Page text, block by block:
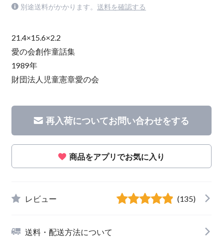
別途送料がかかります。 送料を確認する
21.4×15.6×2.2
愛の会創作童話集
1989年
財団法人児童憲章愛の会
再入荷についてお問い合わせをする
商品をアプリでお気に入り
レビュー (135)
送料・配送方法について